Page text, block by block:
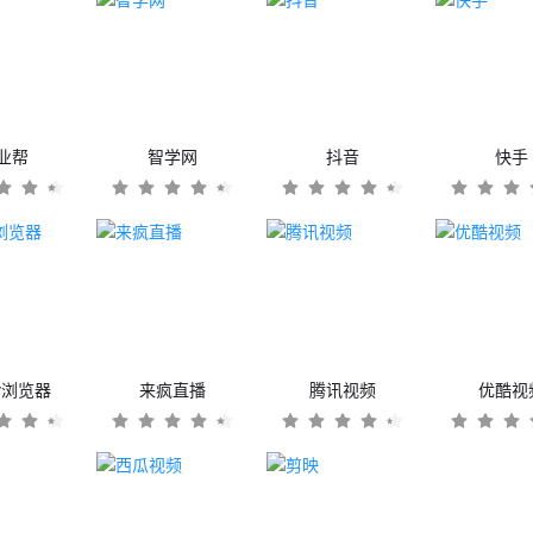
帮 智学网 抖音 快手
览器 来疯直播 腾讯视频 优酷视